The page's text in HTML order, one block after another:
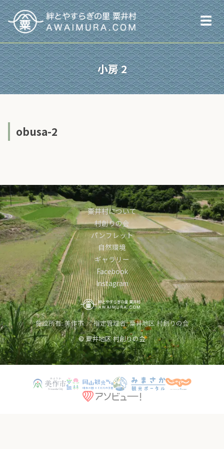
☰
小房 2
obusa-2
粟井村について
村創りの会
パンフレット
自然環境
ギャラリー
Facebook
Instagram
施設所有: 美作市 ／ 指定管理者: 粟井地区 村創りの会
© 粟井地区 村創りの会